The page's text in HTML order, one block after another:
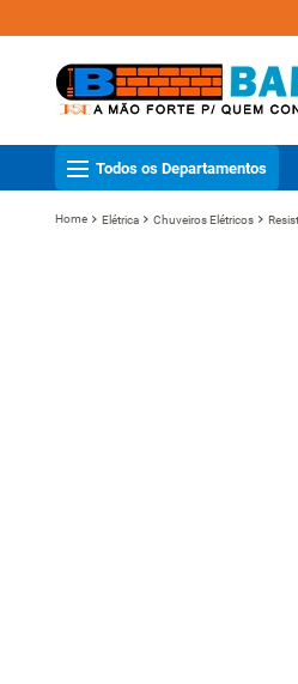
Todos os Departamentos
Elétrica Chuveiros Elétricos